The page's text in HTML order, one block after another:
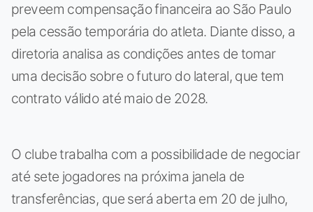
preveem compensação financeira ao São Paulo
pela cessão temporária do atleta. Diante disso, a
diretoria analisa as condições antes de tomar
uma decisão sobre o futuro do lateral, que tem
contrato válido até maio de 2028.
O clube trabalha com a possibilidade de negociar
até sete jogadores na próxima janela de
transferências, que será aberta em 20 de julho,